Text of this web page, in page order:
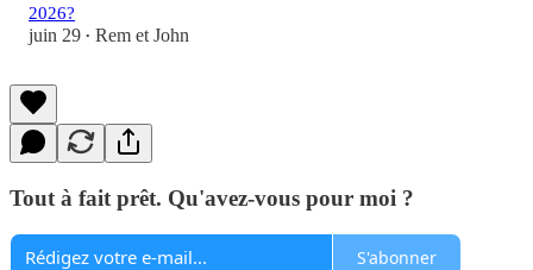
2026?
juin 29 • Rem et John
Tout à fait prêt. Qu'avez-vous pour moi ?
S'abonner